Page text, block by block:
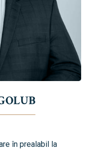
în prealabil la